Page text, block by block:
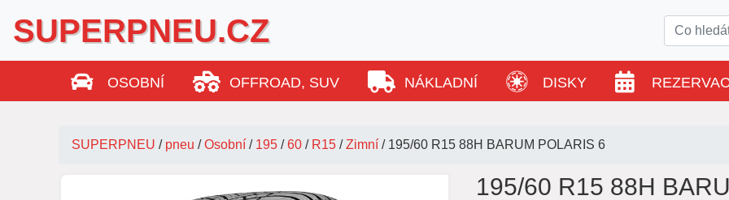
SUPERPNEU.CZ
OSOBNÍ OFFROAD, SUV NÁKLADNÍ DISKY
SUPERPNEU / pneu /Osobní / 195 /60 / R15 /Zimní / 195/60 R15 88H BARUM POLARIS 6
195/60 R15 88H